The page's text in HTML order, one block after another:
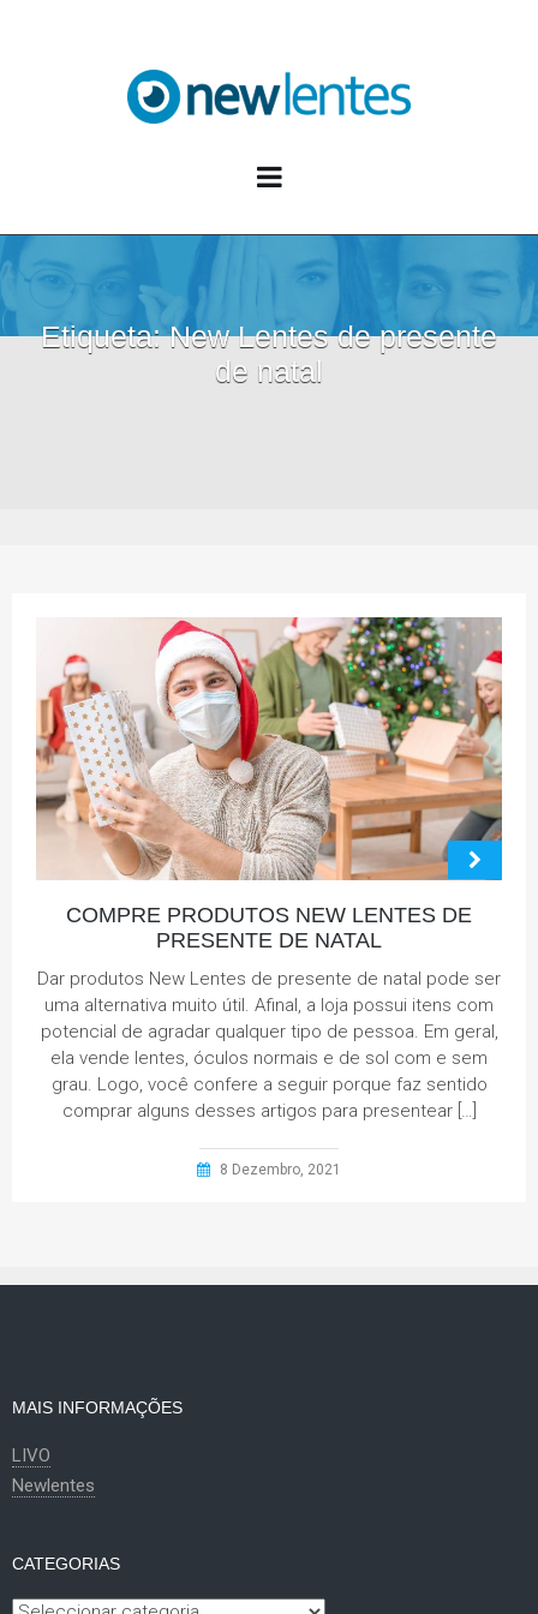
Etiqueta:New Lentes de presente
de natal
COMPRE PRODUTOS NEW LENTES DE
PRESENTE DE NATAL
Dar produtos New Lentes de presente de natal pode ser
uma alternativa muito útil. Afinal, a loja possui itens com
potencial de agradar qualquer tipo de pessoa. Em geral,
ela vende lentes, óculos normais e de sol com e sem
grau. Logo, você confere a seguir porque faz sentido
comprar alguns desses artigos para presentear […]
8 Dezembro, 2021
MAIS INFORMAÇÕES
LIVO
Newlentes
CATEGORIAS